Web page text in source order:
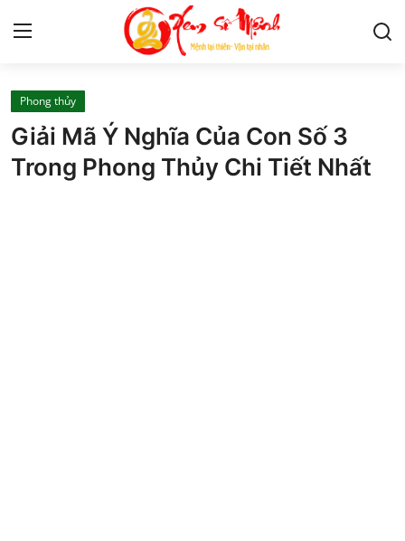
Tử Vi
Kiến Thức
Phong thủy
Giải Mã Ý Nghĩa Của Con Số 3
Trong Phong Thủy Chi Tiết Nhất